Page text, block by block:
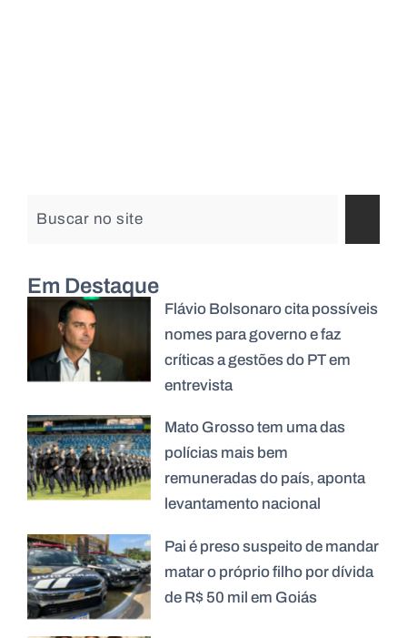
Em Destaque
Flávio Bolsonaro cita possíveis
nomes para governo e faz
críticas a gestões do PT em
entrevista
Mato Grosso tem uma das
polícias mais bem
remuneradas do país, aponta
levantamento nacional
Pai é preso suspeito de mandar
matar o próprio filho por dívida
de R$ 50 mil em Goiás